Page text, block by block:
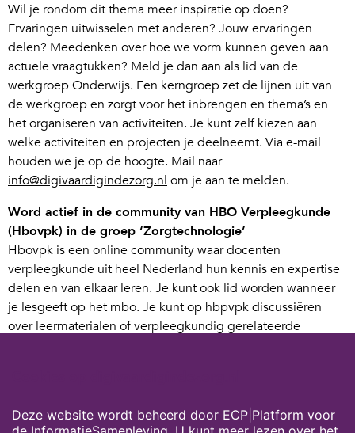
Wil je rondom dit thema meer inspiratie op doen?
Ervaringen uitwisselen met anderen? Jouw ervaringen
delen? Meedenken over hoe we vorm kunnen geven aan
actuele vraagtukken? Meld je dan aan als lid van de
werkgroep Onderwijs. Een kerngroep zet de lijnen uit van
de werkgroep en zorgt voor het inbrengen en thema’s en
het organiseren van activiteiten. Je kunt zelf kiezen aan
welke activiteiten en projecten je deelneemt. Via e-mail
houden we je op de hoogte. Mail naar
info@digivaardigindezorg.nl om je aan te melden.
Word actief in de community van HBO Verpleegkunde
(Hbovpk) in de groep ‘Zorgtechnologie’
Hbovpk is een online community waar docenten
verpleegkunde uit heel Nederland hun kennis en expertise
delen en van elkaar leren. Je kunt ook lid worden wanneer
je lesgeeft op het mbo. Je kunt op hbpvpk discussiëren
over leermaterialen of verpleegkundig gerelateerde
Deelname aan de community is gratis. Ben je nieuwsgierig?
Deze website wordt beheerd door ECP|Platform voor